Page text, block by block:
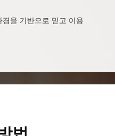
을 기반으로 믿고 이용